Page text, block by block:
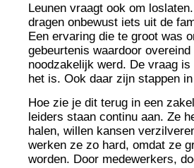
Leunen vraagt ook om
dragen onbewust iets uit de
Een ervaring die te groot was
gebeurtenis waardoor overeind
noodzakelijk werd. De vraag
het is. Ook daar zijn stappen
Hoe zie je dit terug in een
leiders staan continu aan. Ze
halen, willen kansen
werken ze zo hard, omdat ze
worden. Door medewerkers,